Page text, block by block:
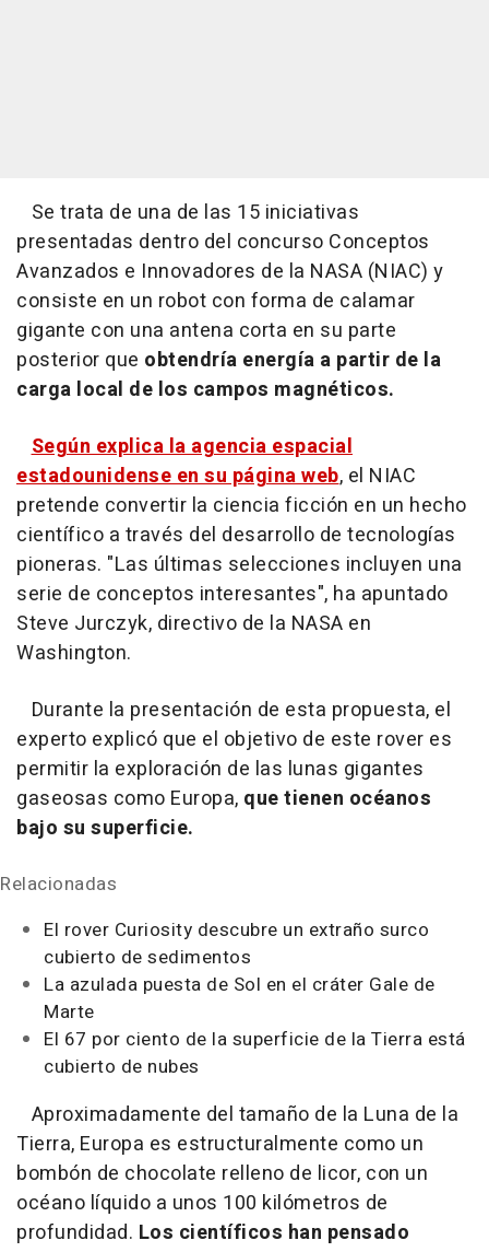
Se trata de una de las 15 iniciativas
presentadas dentro del concurso Conceptos
Avanzados e Innovadores de la NASA (NIAC) y
consiste en un robot con forma de calamar
gigante con una antena corta en su parte
posterior que obtendría energía a partir de la
carga local de los campos magnéticos.
Según explica la agencia espacial
estadounidense en su página web, el NIAC
pretende convertir la ciencia ficción en un hecho
científico a través del desarrollo de tecnologías
pioneras. "Las últimas selecciones incluyen una
serie de conceptos interesantes", ha apuntado
Steve Jurczyk, directivo de la NASA en
Washington.
Durante la presentación de esta propuesta, el
experto explicó que el objetivo de este rover es
permitir la exploración de las lunas gigantes
gaseosas como Europa, que tienen océanos
bajo su superficie.
Relacionadas
El rover Curiosity descubre un extraño surco
cubierto de sedimentos
La azulada puesta de Sol en el cráter Gale de
Marte
El 67 por ciento de la superficie de la Tierra está
cubierto de nubes
Aproximadamente del tamaño de la Luna de la
Tierra, Europa es estructuralmente como un
bombón de chocolate relleno de licor, con un
océano líquido a unos 100 kilómetros de
profundidad. Los científicos han pensado